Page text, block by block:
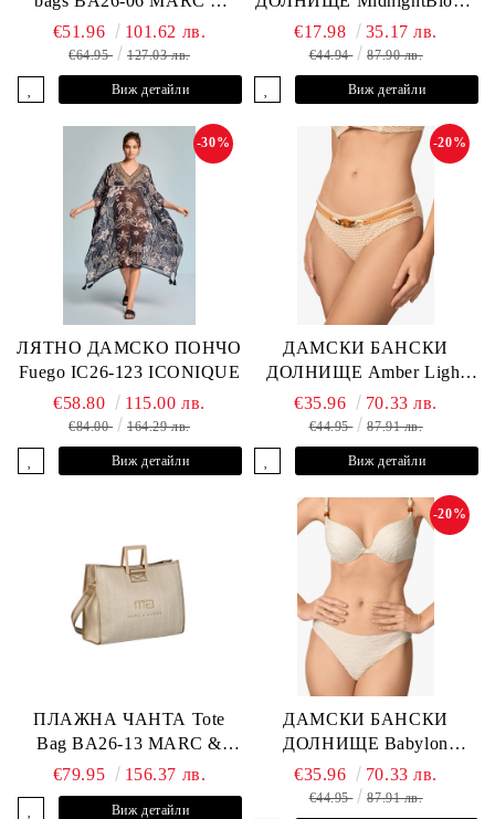
ANDRE
€51.96 101.62 лв.
€64.95 127.03 лв.
Виж детайли
L2505-Z-MCR MARC &
ANDRE
€17.98 35.17 лв.
€44.94 87.90 лв.
Виж детайли
ЛЯТНО ДАМСКО ПОНЧО
Fuego IC26-123 ICONIQUE
-30%
€58.80 115.00 лв.
€84.00 164.29 лв.
Виж детайли
ДАМСКИ БАНСКИ
ДОЛНИЩЕ Amber Light
L2605-Z-MCB MARC &
ANDRE
-20%
€35.96 70.33 лв.
€44.95 87.91 лв.
Виж детайли
ПЛАЖНА ЧАНТА Tote
Bag BA26-13 MARC &
ANDRE
€79.95 156.37 лв.
Виж детайли
ДАМСКИ БАНСКИ
ДОЛНИЩЕ Babylon
L2613-Z-MTB MARC &
ANDRE
-20%
€35.96 70.33 лв.
€44.95 87.91 лв.